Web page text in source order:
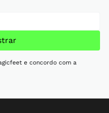
e concordo com a